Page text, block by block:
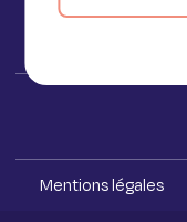
Mentions légales